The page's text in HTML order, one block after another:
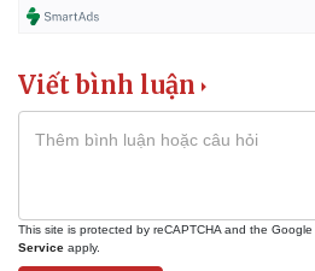
Viết bình luận
This site is protected by reCAPTCHA and the Google
Service apply.